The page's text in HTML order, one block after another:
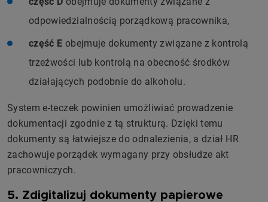
odpowiedzialnością porządkową pracownika,
część E obejmuje dokumenty związane z kontrolą
trzeźwości lub kontrolą na obecność środków
działających podobnie do alkoholu.
System e-teczek powinien umożliwiać prowadzenie
dokumentacji zgodnie z tą strukturą. Dzięki temu
dokumenty są łatwiejsze do odnalezienia, a dział HR
zachowuje porządek wymagany przy obsłudze akt
pracowniczych.
5. Zdigitalizuj dokumenty papierowe